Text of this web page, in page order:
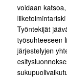
voidaan
Työntekijät
työsuhteeseen
järjestelyjen